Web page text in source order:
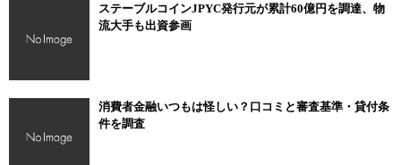
ステーブルコインJPYC発行元が累計60億円を調達、物
流大手も出資参画
消費者金融いつもは怪しい？口コミと審査基準・貸付条
件を調査